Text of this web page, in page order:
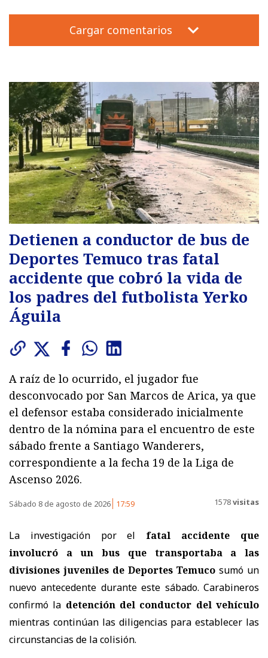
Cargar comentarios
Detienen a conductor de bus de
Deportes Temuco tras fatal
accidente que cobró la vida de
los padres del futbolista Yerko
Águila
A raíz de lo ocurrido, el jugador fue
desconvocado por San Marcos de Arica, ya que
el defensor estaba considerado inicialmente
dentro de la nómina para el encuentro de este
sábado frente a Santiago Wanderers,
correspondiente a la fecha 19 de la Liga de
Ascenso 2026.
Sábado 8 de agosto de 2026 17:59 1578visitas
La investigación por el fatal accidente que
involucró a un bus que transportaba a las
divisiones juveniles de Deportes Temuco sumó un
nuevo antecedente durante este sábado. Carabineros
confirmó la detención del conductor del vehículo
mientras continúan las diligencias para establecer las
circunstancias de la colisión.